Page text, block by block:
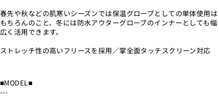
春先や秋などの肌寒いシーズンでは保温グローブとしての単体使用は
もちろんのこと、冬には防水アウターグローブのインナーとしても幅
広く活用できます。
ストレッチ性の高いフリースを採用／掌全面タッチスクリーン対応
■MODEL■
---